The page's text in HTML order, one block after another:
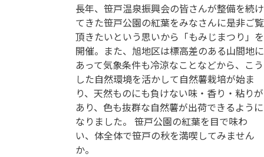
長年、笹戸温泉振興会の皆さんが整備を続け
てきた笹戸公園の紅葉をみなさんに是非ご覧
頂きたいという思いから「もみじまつり」を
開催。また、旭地区は標高差のある山間地に
あって気象条件も冷涼なことなどから、こう
した自然環境を活かして自然薯栽培が始ま
り、天然ものにも負けない味・香り・粘りが
あり、色も抜群な自然薯が出荷できるように
なりました。 笹戸公園の紅葉を目で味わ
い、体全体で笹戸の秋を満喫してみません
か。